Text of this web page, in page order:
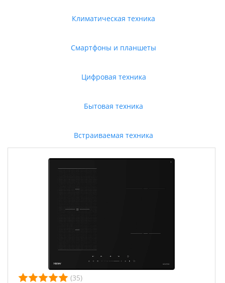
Климатическая техника
Смартфоны и планшеты
Цифровая техника
Бытовая техника
Встраиваемая техника
(35)